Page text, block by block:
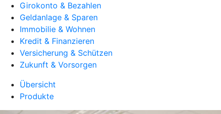
Girokonto & Bezahlen
Geldanlage & Sparen
Immobilie & Wohnen
Kredit & Finanzieren
Versicherung & Schützen
Zukunft & Vorsorgen
Übersicht
Produkte